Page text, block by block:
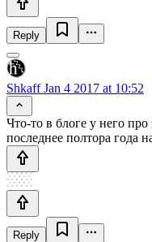
Reply
ShkaffJan 4 2017 at 10:52
Что-то в блоге у него
последнее полтора года
Reply